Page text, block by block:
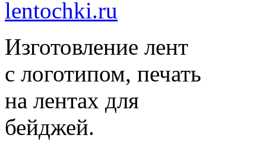
lentochki.ru
Изготовление лент
с логотипом, печать
на лентах для
бейджей.